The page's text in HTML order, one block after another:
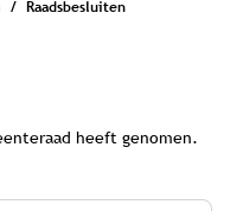
Raadsbesluiten
heeft genomen.